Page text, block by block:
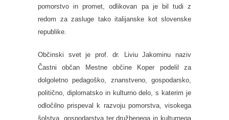
pomorstvo in promet, odlikovan pa je bil tudi z
redom za zasluge tako italijanske kot slovenske
republike.
Občinski svet je prof. dr. Liviu Jakominu naziv
Častni občan Mestne občine Koper podelil za
dolgoletno pedagoško, znanstveno, gospodarsko,
politično, diplomatsko in kulturno delo, s katerim je
odločilno prispeval k razvoju pomorstva, visokega
šolstva, gospodarstva ter družbenega in kulturnega